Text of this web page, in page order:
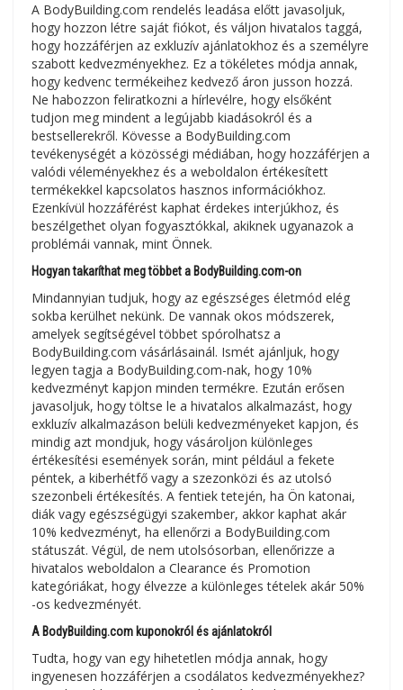
A BodyBuilding.com rendelés leadása előtt javasoljuk,
hogy hozzon létre saját fiókot, és váljon hivatalos taggá,
hogy hozzáférjen az exkluzív ajánlatokhoz és a személyre
szabott kedvezményekhez. Ez a tökéletes módja annak,
hogy kedvenc termékeihez kedvező áron jusson hozzá.
Ne habozzon feliratkozni a hírlevélre, hogy elsőként
tudjon meg mindent a legújabb kiadásokról és a
bestsellerekről. Kövesse a BodyBuilding.com
tevékenységét a közösségi médiában, hogy hozzáférjen a
valódi véleményekhez és a weboldalon értékesített
termékekkel kapcsolatos hasznos információkhoz.
Ezenkívül hozzáférést kaphat érdekes interjúkhoz, és
beszélgethet olyan fogyasztókkal, akiknek ugyanazok a
problémái vannak, mint Önnek.
Hogyan takaríthat meg többet a BodyBuilding.com-on
Mindannyian tudjuk, hogy az egészséges életmód elég
sokba kerülhet nekünk. De vannak okos módszerek,
amelyek segítségével többet spórolhatsz a
BodyBuilding.com vásárlásainál. Ismét ajánljuk, hogy
legyen tagja a BodyBuilding.com-nak, hogy 10%
kedvezményt kapjon minden termékre. Ezután erősen
javasoljuk, hogy töltse le a hivatalos alkalmazást, hogy
exkluzív alkalmazáson belüli kedvezményeket kapjon, és
mindig azt mondjuk, hogy vásároljon különleges
értékesítési események során, mint például a fekete
péntek, a kiberhétfő vagy a szezonközi és az utolsó
szezonbeli értékesítés. A fentiek tetején, ha Ön katonai,
diák vagy egészségügyi szakember, akkor kaphat akár
10% kedvezményt, ha ellenőrzi a BodyBuilding.com
státuszát. Végül, de nem utolsósorban, ellenőrizze a
hivatalos weboldalon a Clearance és Promotion
kategóriákat, hogy élvezze a különleges tételek akár 50%
-os kedvezményét.
A BodyBuilding.com kuponokról és ajánlatokról
Tudta, hogy van egy hihetetlen módja annak, hogy
ingyenesen hozzáférjen a csodálatos kedvezményekhez?